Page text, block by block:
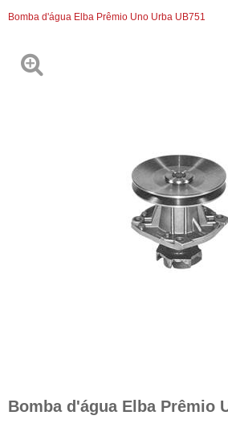
Bomba d'água Elba Prêmio Uno Urba UB751
Bomba d'água Elba Prêmio